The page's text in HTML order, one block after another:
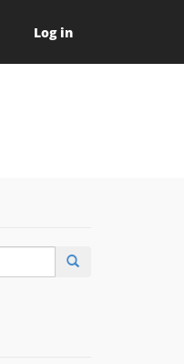
Log in